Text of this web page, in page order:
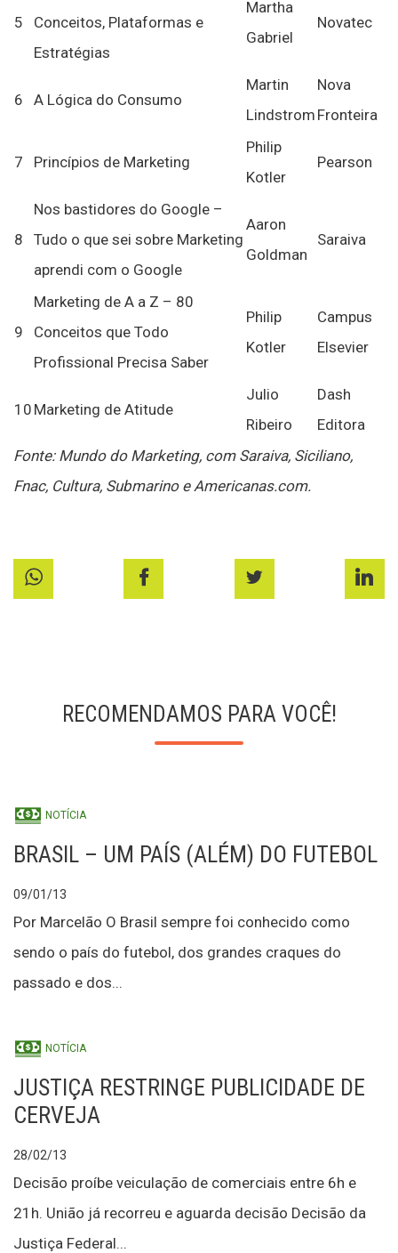
5
Conceitos, Plataformas e
Estratégias
Martha
Gabriel
Novatec
6 A Lógica do Consumo
Martin
Lindstrom
Nova
Fronteira
7 Princípios de Marketing
Philip
Kotler
Pearson
8
Nos bastidores do Google –
Tudo o que sei sobre Marketing
aprendi com o Google
Aaron
Goldman
Saraiva
9
Marketing de A a Z – 80
Conceitos que Todo
Profissional Precisa Saber
Philip
Kotler
Campus
Elsevier
10 Marketing de Atitude
Julio
Ribeiro
Dash
Editora
Fonte: Mundo do Marketing, com Saraiva, Siciliano,
Fnac, Cultura, Submarino e Americanas.com.
RECOMENDAMOS PARA VOCÊ!
NOTÍCIA
BRASIL – UM PAÍS (ALÉM) DO FUTEBOL
09/01/13
Por Marcelão O Brasil sempre foi conhecido como
sendo o país do futebol, dos grandes craques do
passado e dos...
NOTÍCIA
JUSTIÇA RESTRINGE PUBLICIDADE DE
CERVEJA
28/02/13
Decisão proíbe veiculação de comerciais entre 6h e
21h. União já recorreu e aguarda decisão Decisão da
Justiça Federal...